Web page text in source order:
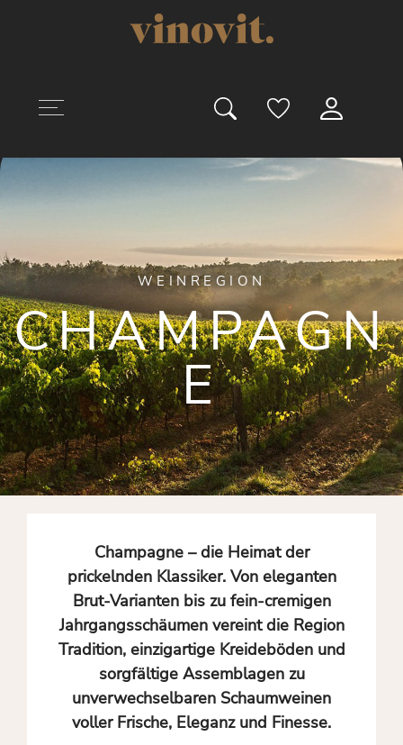
WEINREGION
CHAMPAGN
E
Champagne – die Heimat der
prickelnden Klassiker. Von eleganten
Brut-Varianten bis zu fein-cremigen
Jahrgangsschäumen vereint die Region
Tradition, einzigartige Kreideböden und
sorgfältige Assemblagen zu
unverwechselbaren Schaumweinen
voller Frische, Eleganz und Finesse.